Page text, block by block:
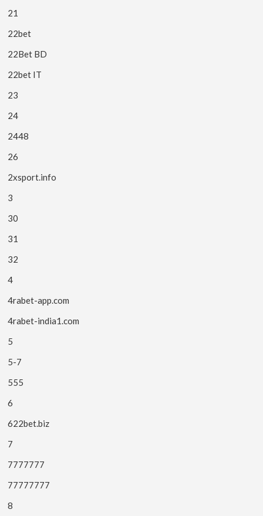
21
22bet
22Bet BD
22bet IT
23
24
2448
26
2xsport.info
3
30
31
32
4
4rabet-app.com
4rabet-india1.com
5
5-7
555
6
622bet.biz
7
7777777
77777777
8